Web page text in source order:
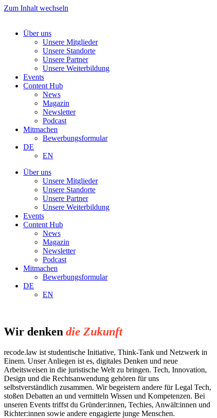
Zum Inhalt wechseln
Über uns
Unsere Mitglieder
Unsere Standorte
Unsere Partner
Unsere Weiterbildung
Events
Content Hub
News
Magazin
Newsletter
Podcast
Mitmachen
Bewerbungsformular
DE
EN
Über uns
Unsere Mitglieder
Unsere Standorte
Unsere Partner
Unsere Weiterbildung
Events
Content Hub
News
Magazin
Newsletter
Podcast
Mitmachen
Bewerbungsformular
DE
EN
Wir denken die Zukunft
recode.law ist studentische Initiative, Think-Tank und Netzwerk in
Einem. Unser Anliegen ist es, digitales Denken und neue
Arbeitsweisen in die juristische Welt zu bringen. Tech, Innovation,
Design und die Rechtsanwendung gehören für uns
selbstverständlich zusammen. Wir begeistern andere für Legal Tech,
stoßen Debatten an und vermitteln Wissen und Kompetenzen. Bei
unseren Events triffst du Gründer:innen, Techies, Anwält:innen und
Richter:innen sowie andere engagierte junge Menschen.